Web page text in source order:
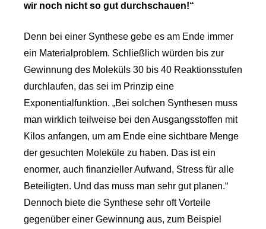
wir noch nicht so gut durchschauen!“
Denn bei einer Synthese gebe es am Ende immer
ein Materialproblem. Schließlich würden bis zur
Gewinnung des Moleküls 30 bis 40 Reaktionsstufen
durchlaufen, das sei im Prinzip eine
Exponentialfunktion. „Bei solchen Synthesen muss
man wirklich teilweise bei den Ausgangsstoffen mit
Kilos anfangen, um am Ende eine sichtbare Menge
der gesuchten Moleküle zu haben. Das ist ein
enormer, auch finanzieller Aufwand, Stress für alle
Beteiligten. Und das muss man sehr gut planen.“
Dennoch biete die Synthese sehr oft Vorteile
gegenüber einer Gewinnung aus, zum Beispiel